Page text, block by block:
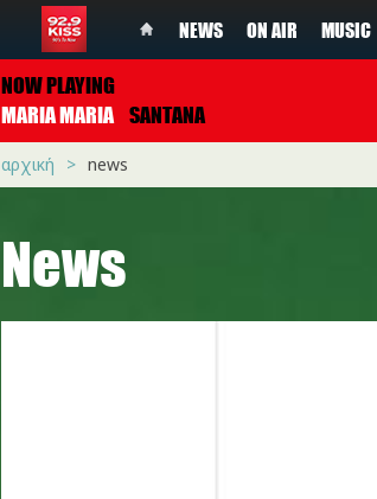
NEWS ON AIR MUSIC
NOW PLAYING
MARIA MARIA SANTANA
αρχική news
News